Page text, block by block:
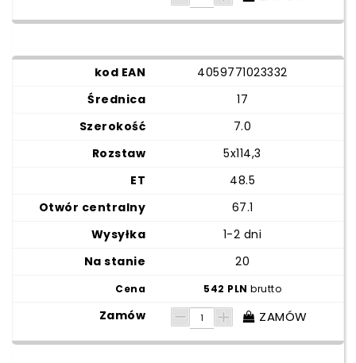
4059771023332
17
7.0
5x114,3
48.5
67.1
1-2 dni
20
542 PLNbrutto
ZAMÓW